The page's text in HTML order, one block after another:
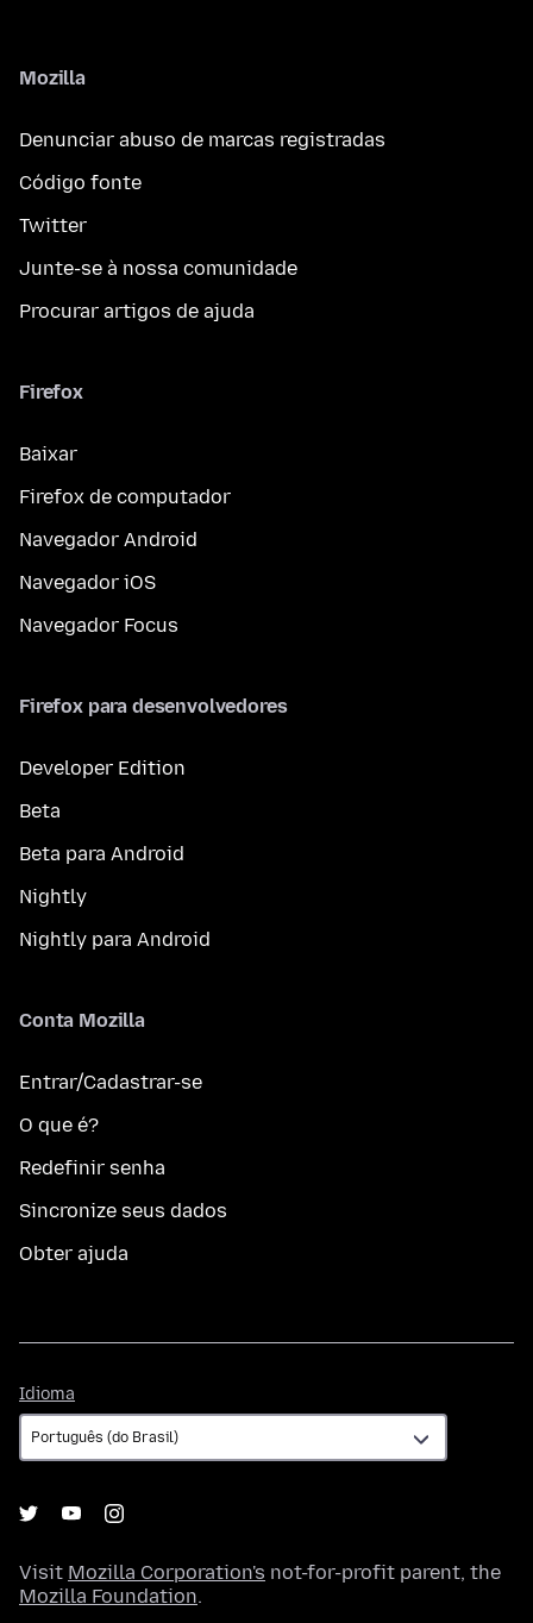
Mozilla
Denunciar abuso de marcas registradas
Código fonte
Twitter
Junte-se à nossa comunidade
Procurar artigos de ajuda
Firefox
Baixar
Firefox de computador
Navegador Android
Navegador iOS
Navegador Focus
Firefox para desenvolvedores
Developer Edition
Beta
Beta para Android
Nightly
Nightly para Android
Conta Mozilla
Entrar/Cadastrar-se
O que é?
Redefinir senha
Sincronize seus dados
Obter ajuda
Idioma
Visit Mozilla Corporation's not-for-profit parent, the
Mozilla Foundation.